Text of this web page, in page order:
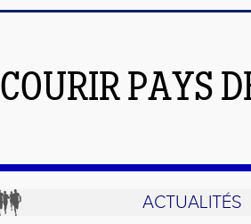
COURIR PAYS
ACTUALITÉS